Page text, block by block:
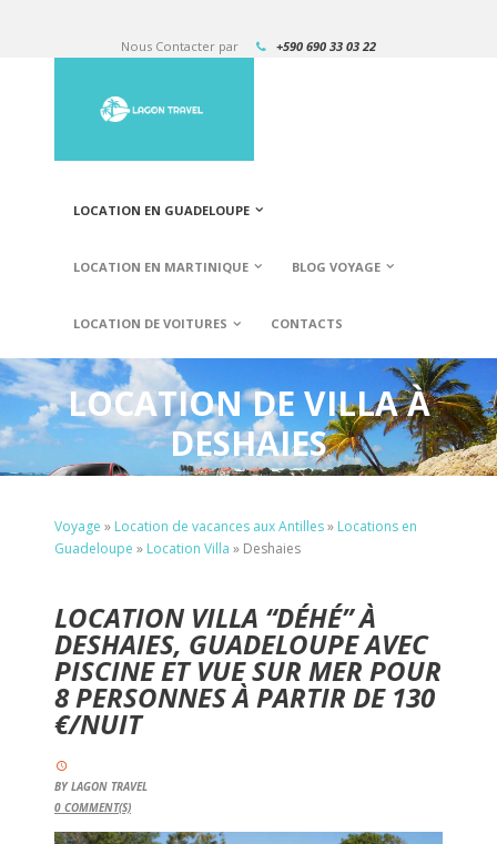
Nous Contacter par +590 690 33 03 22
LOCATION EN GUADELOUPE
LOCATION EN MARTINIQUE BLOG VOYAGE
LOCATION DE VOITURES CONTACTS
LOCATION DE VILLA À
DESHAIES
Voyage » Location de vacances aux Antilles» Locations en
Guadeloupe » Location Villa » Deshaies
LOCATION VILLA “DÉHÉ” À
DESHAIES, GUADELOUPE AVEC
PISCINE ET VUE SUR MER POUR
8 PERSONNES À PARTIR DE 130
€/NUIT
BYLAGON TRAVEL
0 COMMENT(S)